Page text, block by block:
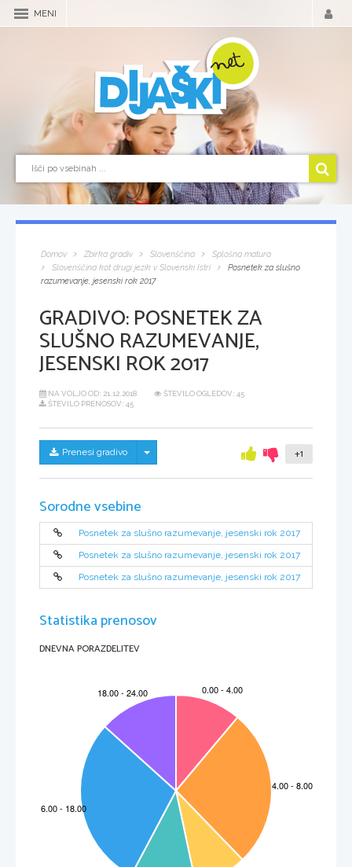
MENI
Domov Zbirka gradiv Slovenščina
Splošna matura
Slovenščina kot drugi jezik v Slovenski Istri
Posnetek za slušno
razumevanje, jesenski rok 2017
GRADIVO:POSNETEK ZA
SLUŠNO RAZUMEVANJE,
JESENSKI ROK 2017
NA VOLJO OD: 21.12.2018
ŠTEVILO OGLEDOV: 45
ŠTEVILO PRENOSOV: 45
Prenesi gradivo Skrij/prikaži meni +1
Sorodne vsebine
Posnetek za slušno razumevanje, jesenski rok 2017
Posnetek za slušno razumevanje, jesenski rok 2017
Posnetek za slušno razumevanje, jesenski rok 2017
Statistika prenosov
DNEVNA PORAZDELITEV